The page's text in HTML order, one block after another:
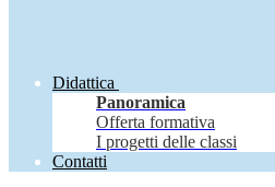
Didattica
Panoramica
Offerta formativa
I progetti delle classi
Contatti